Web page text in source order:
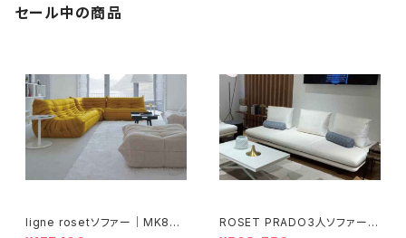
セール中の商品
ligne rosetソファー｜MK850
ROSET PRADO3人ソファー｜